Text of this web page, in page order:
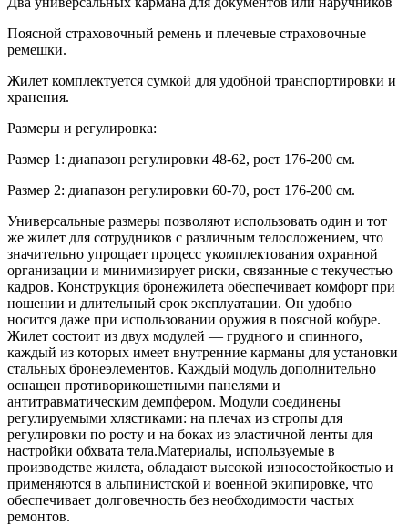
Поясной страховочный ремень и плечевые страховочные
ремешки.
Жилет комплектуется сумкой для удобной транспортировки и
хранения.
Размеры и регулировка:
Размер 1: диапазон регулировки 48-62, рост 176-200 см.
Размер 2: диапазон регулировки 60-70, рост 176-200 см.
Универсальные размеры позволяют использовать один и тот
же жилет для сотрудников с различным телосложением, что
значительно упрощает процесс укомплектования охранной
организации и минимизирует риски, связанные с текучестью
кадров. Конструкция бронежилета обеспечивает комфорт при
ношении и длительный срок эксплуатации. Он удобно
носится даже при использовании оружия в поясной кобуре.
Жилет состоит из двух модулей — грудного и спинного,
каждый из которых имеет внутренние карманы для установки
стальных бронеэлементов. Каждый модуль дополнительно
оснащен противорикошетными панелями и
антитравматическим демпфером. Модули соединены
регулируемыми хлястиками: на плечах из стропы для
регулировки по росту и на боках из эластичной ленты для
настройки обхвата тела.Материалы, используемые в
производстве жилета, обладают высокой износостойкостью и
применяются в альпинистской и военной экипировке, что
обеспечивает долговечность без необходимости частых
ремонтов.